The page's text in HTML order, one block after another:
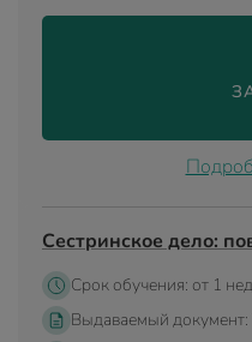
Сестринское дело:
Срок обучения: от 1
Выдаваемый документ: